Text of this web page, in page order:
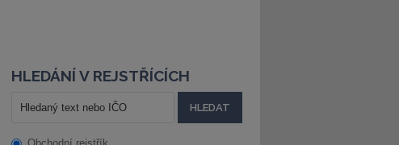
HLEDÁNÍ V REJSTŘÍCÍCH